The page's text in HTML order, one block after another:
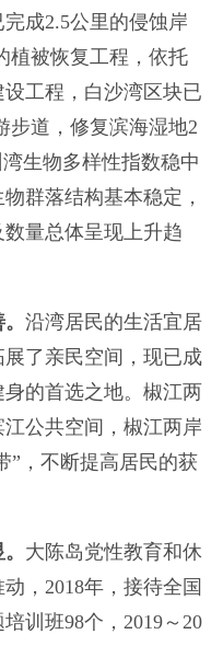
成2.5公里的侵蚀岸
植被恢复工程，依托
工程，白沙湾区块已
步道，修复滨海湿地2
生物多样性指数稳中
群落结构基本稳定，
量总体呈现上升趋
沿湾居民的生活宜居
了亲民空间，现已成
的首选之地。 椒江两
公共空间， 椒江两岸
， 不断提高居民的获
大陈岛党性教育和休
，2018年，接待全国
训班98个，2019～20